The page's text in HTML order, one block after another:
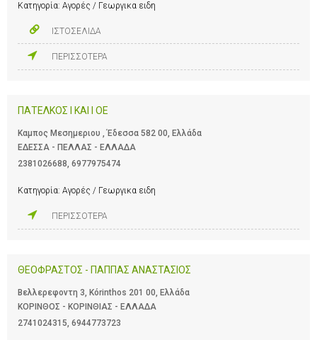
Κατηγορία: Αγορές / Γεωργικα ειδη
ΙΣΤΟΣΕΛΙΔΑ
ΠΕΡΙΣΣΟΤΕΡΑ
ΠΑΤΕΛΚΟΣ Ι ΚΑΙ Ι ΟΕ
Καμπος Μεσημεριου , Έδεσσα 582 00, Ελλάδα
ΕΔΕΣΣΑ - ΠΕΛΛΑΣ - ΕΛΛΑΔΑ
2381026688, 6977975474
Κατηγορία: Αγορές / Γεωργικα ειδη
ΠΕΡΙΣΣΟΤΕΡΑ
ΘΕΟΦΡΑΣΤΟΣ - ΠΑΠΠΑΣ ΑΝΑΣΤΑΣΙΟΣ
Βελλερεφοντη 3, Kórinthos 201 00, Ελλάδα
ΚΟΡΙΝΘΟΣ - ΚΟΡΙΝΘΙΑΣ - ΕΛΛΑΔΑ
2741024315, 6944773723